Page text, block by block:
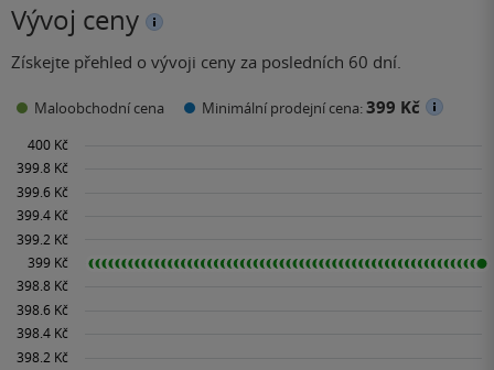
Vývoj ceny
Získejte přehled o vývoji ceny za posledních 60 dní.
Maloobchodní cena Minimální prodejní cena:399 Kč